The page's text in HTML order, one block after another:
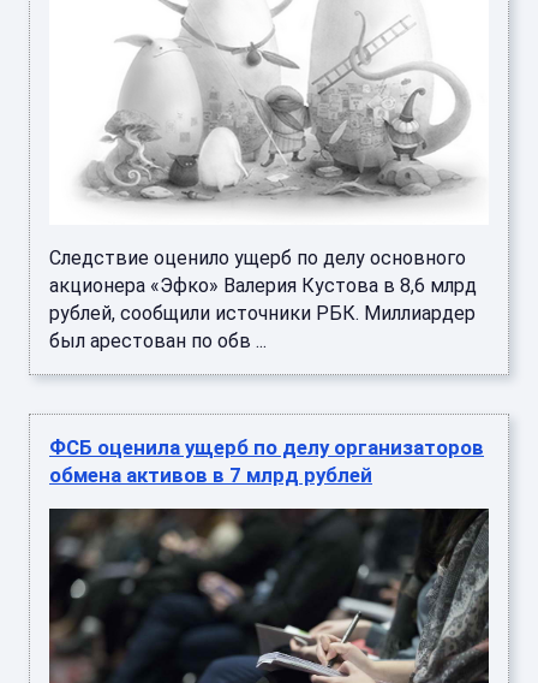
Следствие оценило ущерб по делу основного
акционера «Эфко» Валерия Кустова в 8,6 млрд
рублей, сообщили источники РБК. Миллиардер
был арестован по обв ...
ФСБ оценила ущерб по делу организаторов
обмена активов в 7 млрд рублей